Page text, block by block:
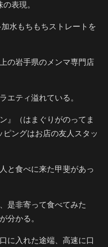
表現。
水もちもちストレートを
の岩手県のメンマ専門店
エティ溢れている。
』（はまぐりがのってま
ングはお店の友人スタッ
と食べに来た甲斐があっ
是非寄って食べてみた
分かる。
に入れた途端、高速に口